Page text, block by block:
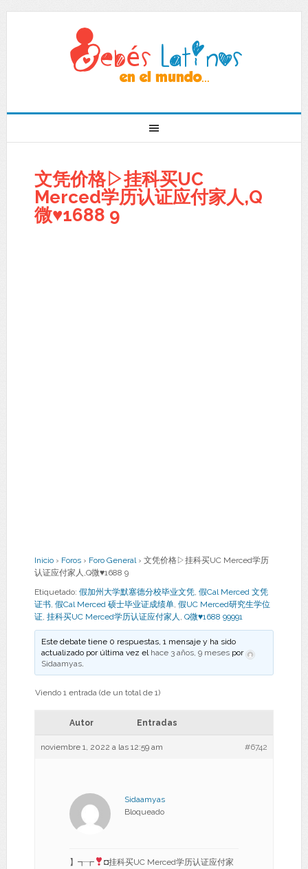
文凭价格▷挂科买UC
Merced学历认证应付家人,Q
微♥1688 9
Inicio › Foros › Foro General › 文凭价格▷挂科买UC Merced学历
认证应付家人,Q微♥1688 9
Etiquetado: 假加州大学默塞德分校毕业文凭, 假Cal Merced 文凭
证书, 假Cal Merced 硕士毕业证成绩单, 假UC Merced研究生学位
证, 挂科买UC Merced学历认证应付家人 , Q微♥1688 99991
Este debate tiene 0 respuestas, 1 mensaje y ha sido
actualizado por última vez el hace 3 años, 9 meses por
Sidaamyas.
Viendo 1 entrada (de un total de 1)
Autor Entradas
noviembre 1, 2022 a las 12:59 am #6742
Sidaamyas
Bloqueado
】┱┲
◘挂科买UC Merced学历认证应付家